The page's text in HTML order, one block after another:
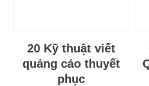
20 Kỹ thuật viết
quảng cáo thuyết
phục